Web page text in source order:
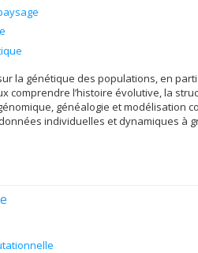
la génétique des populations, en
comprendre l’histoire évolutive, la
généalogie et modélisation
individuelles et dynamiques à